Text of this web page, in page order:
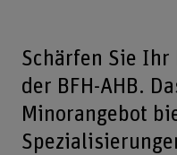
Schärfen Sie
der BFH-AHB.
Minorangebot